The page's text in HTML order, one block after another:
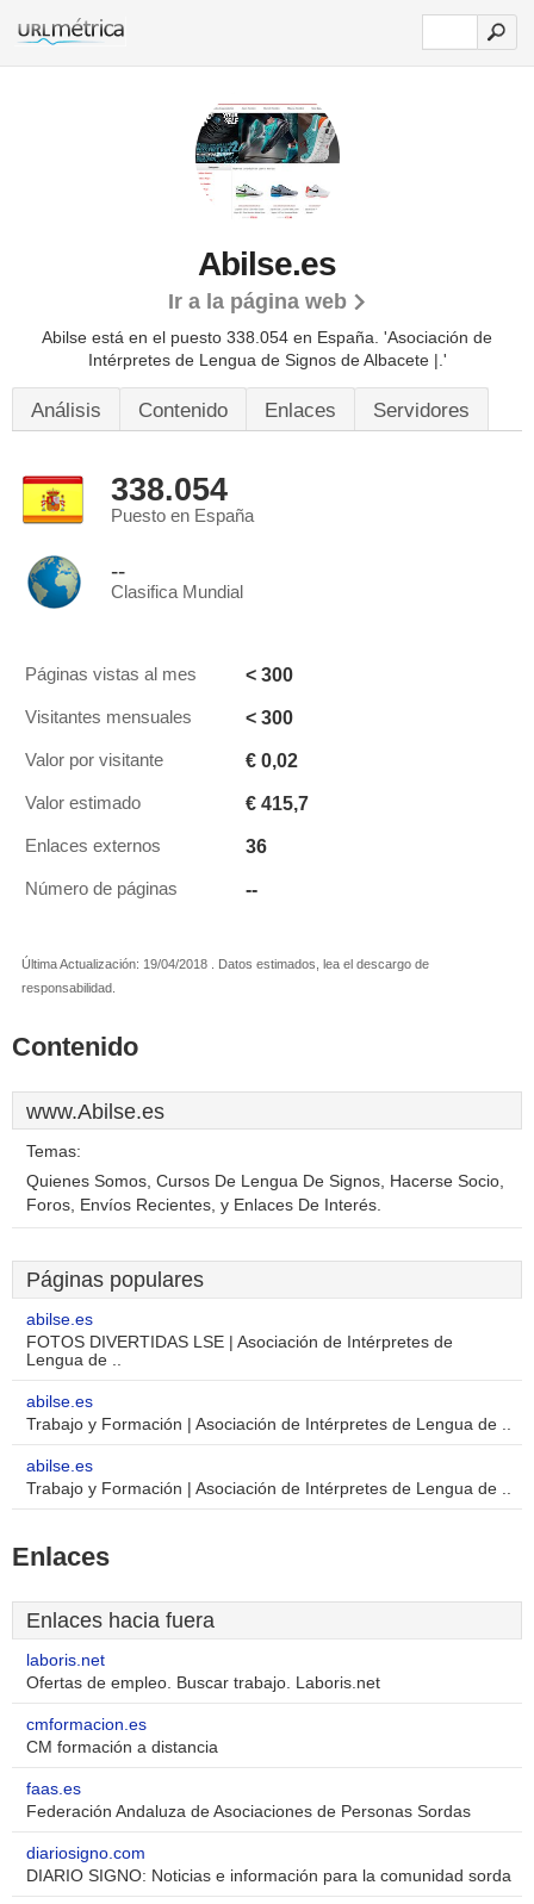
Abilse.es
Ir a la página web
Abilse está en el puesto 338.054 en España. 'Asociación de
Intérpretes de Lengua de Signos de Albacete |.'
Análisis Contenido Enlaces Servidores
338.054
Puesto en España
--
Clasifica Mundial
Páginas vistas al mes < 300
Visitantes mensuales < 300
Valor por visitante € 0,02
Valor estimado € 415,7
Enlaces externos 36
Número de páginas --
Última Actualización: 19/04/2018 . Datos estimados, lea el descargo de
responsabilidad.
Contenido
www.Abilse.es
Temas:
Quienes Somos, Cursos De Lengua De Signos, Hacerse Socio,
Foros, Envíos Recientes, y Enlaces De Interés.
Páginas populares
abilse.es
FOTOS DIVERTIDAS LSE | Asociación de Intérpretes de
Lengua de ..
abilse.es
Trabajo y Formación | Asociación de Intérpretes de Lengua de ..
abilse.es
Trabajo y Formación | Asociación de Intérpretes de Lengua de ..
Enlaces
Enlaces hacia fuera
laboris.net
Ofertas de empleo. Buscar trabajo. Laboris.net
cmformacion.es
CM formación a distancia
faas.es
Federación Andaluza de Asociaciones de Personas Sordas
diariosigno.com
DIARIO SIGNO: Noticias e información para la comunidad sorda